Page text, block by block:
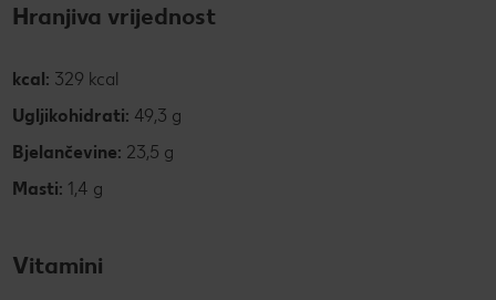
Hranjiva vrijednost
kcal: 329 kcal
Ugljikohidrati: 49,3 g
Bjelančevine: 23,5 g
Masti: 1,4 g
Vitamini